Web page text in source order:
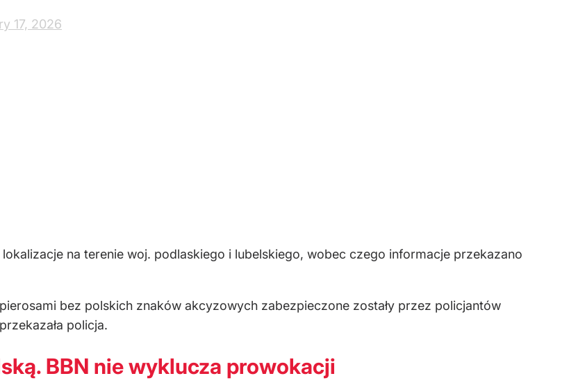
17, 2026
na terenie woj. podlaskiego i lubelskiego, wobec czego informacje przekazano
bez polskich znaków akcyzowych zabezpieczone zostały przez policjantów
policja.
BBN nie wyklucza prowokacji